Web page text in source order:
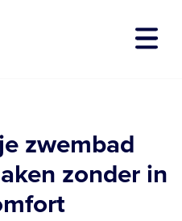
zwembad
zonder in